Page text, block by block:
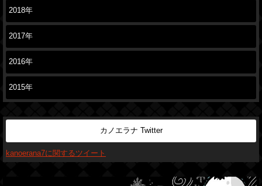
2018年
2017年
2016年
2015年
カノエラナ Twitter
kanoerana7に関するツイート